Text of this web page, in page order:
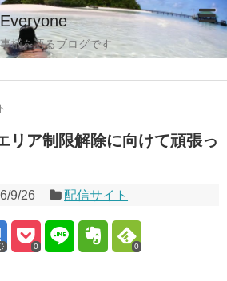
柄を語るブログです
ア制限解除に向けて頑張っ
9/26 配信サイト
0 0